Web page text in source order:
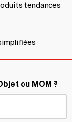
tendances
ou MOM ?